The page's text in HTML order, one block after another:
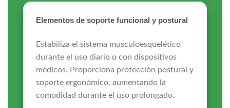
Elementos de soporte funcional y postural
Estabiliza el sistema musculoesquelético
durante el uso diario o con dispositivos
médicos. Proporciona protección postural y
soporte ergonómico, aumentando la
comodidad durante el uso prolongado.